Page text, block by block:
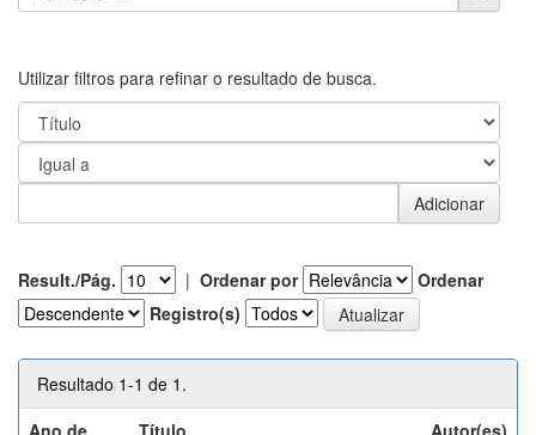
Utilizar filtros para refinar o resultado de busca.
Result./Pág. | Ordenar por
Ordenar
Registro(s)
Resultado 1-1 de 1.
Ano de
Título Autor(es)